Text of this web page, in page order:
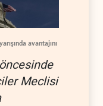
avantajını
Meclisi